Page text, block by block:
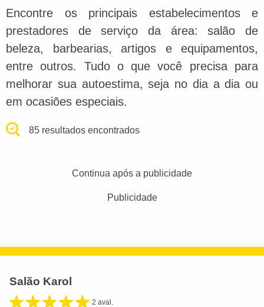
Encontre os principais estabelecimentos e
prestadores de serviço da área: salão de
beleza, barbearias, artigos e equipamentos,
entre outros. Tudo o que você precisa para
melhorar sua autoestima, seja no dia a dia ou
em ocasiões especiais.
85 resultados encontrados
Continua após a publicidade
Publicidade
Salão Karol
2 aval.